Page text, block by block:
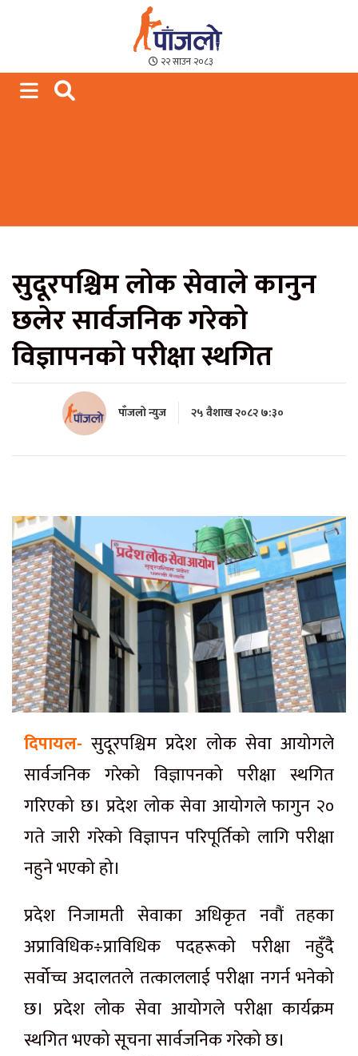
Paajalo News
We are from Far West Nepal
२२ साउन २०८३
सुदूरपश्चिम लोक सेवाले कानुन
छलेर सार्वजनिक गरेको
विज्ञापनको परीक्षा स्थगित
पाँजलो न्युज २५ वैशाख २०८२ ७:३०
दिपायल- सुदूरपश्चिम प्रदेश लोक सेवा आयोगले
सार्वजनिक गरेको विज्ञापनको परीक्षा स्थगित
गरिएको छ। प्रदेश लोक सेवा आयोगले फागुन २०
गते जारी गरेको विज्ञापन परिपूर्तिको लागि परीक्षा
नहुने भएको हो।
प्रदेश निजामती सेवाका अधिकृत नवौं तहका
अप्राविधिक÷प्राविधिक पदहरूको परीक्षा नहुँदै
सर्वोच्च अदालतले तत्काललाई परीक्षा नगर्न भनेको
छ। प्रदेश लोक सेवा आयोगले परीक्षा कार्यक्रम
स्थगित भएको सूचना सार्वजनिक गरेको छ।